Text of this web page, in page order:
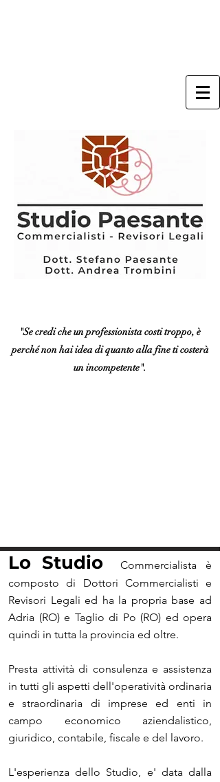
"Se credi che un professionista costi troppo, è
perché non hai idea di quanto alla fine ti costerà
un incompetente".
Lo Studio
Commercialista è
composto di Dottori Commercialisti e
Revisori Legali ed ha la propria base ad
Adria (RO) e Taglio di Po (RO) ed opera
quindi in tutta la provincia ed oltre.
Presta attività di consulenza e assistenza
in tutti gli aspetti dell'operatività ordinaria
e straordinaria di imprese ed enti in
campo economico aziendalistico,
giuridico, contabile, fiscale e del lavoro.
L'esperienza dello Studio, e' data dalla